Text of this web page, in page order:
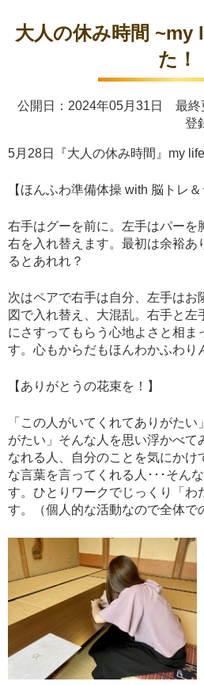
大人の休み時間 ~my
た！
公開日：2024年05月31日 最終
登
5月28日『大人の休み時間』my
【ほんふわ準備体操 with 脳トレ＆
右手はグーを前に。左手はパーを
右を入れ替えます。最初は余裕あ
るとあれれ？
次はペアで右手は自分、左手はお
図で入れ替え、大混乱。右手と左
にさすってもらう心地よさと相ま
す。心もからだもほんわかふわり
【ありがとうの花束を！】
「この人がいてくれてありがたい
がたい」そんな人を思い浮かべて
なれる人、自分のことを気にかけ
な言葉を言ってくれる人･･･そん
す。ひとりワークでじっくり「わ
す。（個人的な活動なので全体で